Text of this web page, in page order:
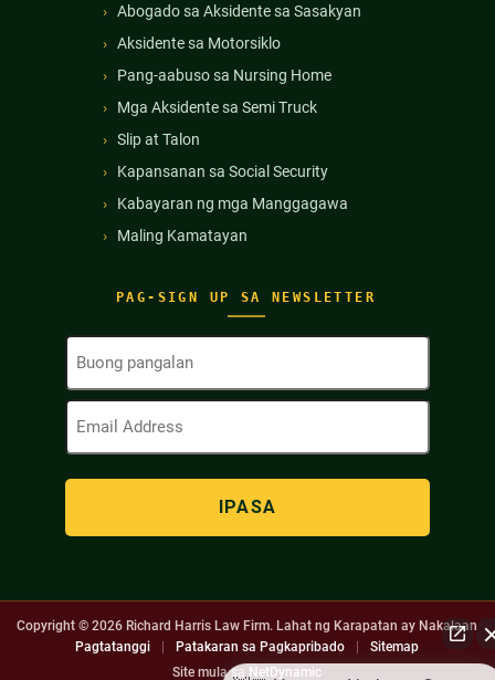
PAG-SIGN UP SA NEWSLETTER
Buong
(Kinakailangan)
Email
(Kinakailangan)
Abogado sa Aksidente sa Sasakyan
Aksidente sa Motorsiklo
Pang-aabuso sa Nursing Home
Mga Aksidente sa Semi Truck
Slip at Talon
Kapansanan sa Social Security
Kabayaran ng mga Manggagawa
Maling Kamatayan
Copyright © 2026 Richard Harris Law Firm. Lahat ng Karapatan ay Nakalaan
Pagtatanggi
| Patakaran sa Pagkapribado |
Sitemap
Site mula sa NetDynamic